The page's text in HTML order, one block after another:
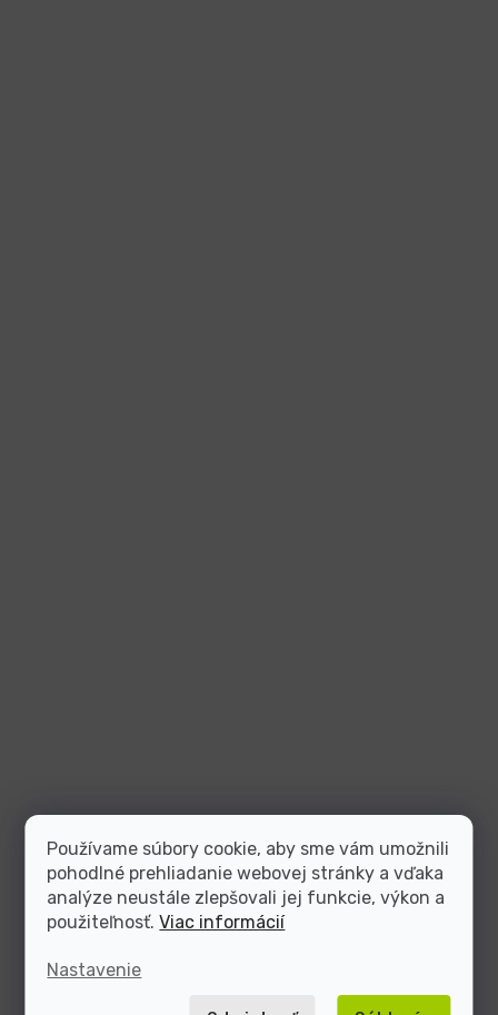
Používame súbory cookie, aby sme vám umožnili
pohodlné prehliadanie webovej stránky a vďaka
analýze neustále zlepšovali jej funkcie, výkon a
použiteľnosť.Viac informácií
Nastavenie